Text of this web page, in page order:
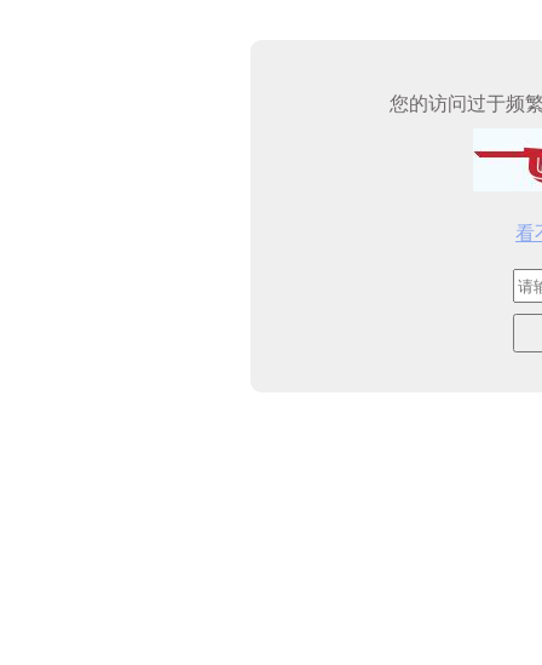
您的访问过于频
看